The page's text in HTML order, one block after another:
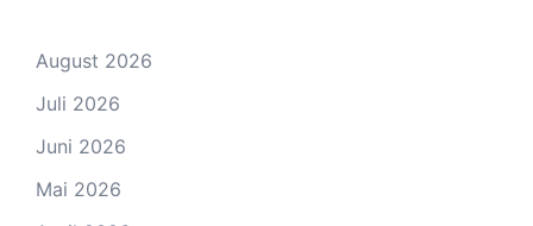
August 2026
Juli 2026
Juni 2026
Mai 2026